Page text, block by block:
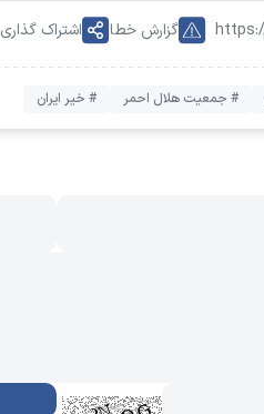
گزارش خطا اشتراک گذاری
# جمعیت هلال احمر # خیر ایران